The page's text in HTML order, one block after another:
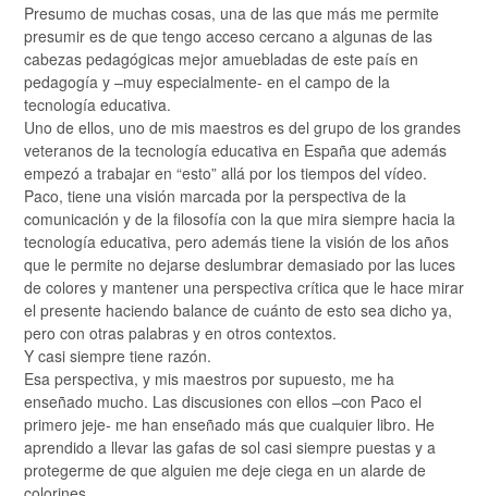
Presumo de muchas cosas, una de las que más me permite
presumir es de que tengo acceso cercano a algunas de las
cabezas pedagógicas mejor amuebladas de este país en
pedagogía y –muy especialmente- en el campo de la
tecnología educativa.
Uno de ellos, uno de mis maestros es del grupo de los grandes
veteranos de la tecnología educativa en España que además
empezó a trabajar en “esto” allá por los tiempos del vídeo.
Paco, tiene una visión marcada por la perspectiva de la
comunicación y de la filosofía con la que mira siempre hacia la
tecnología educativa, pero además tiene la visión de los años
que le permite no dejarse deslumbrar demasiado por las luces
de colores y mantener una perspectiva crítica que le hace mirar
el presente haciendo balance de cuánto de esto sea dicho ya,
pero con otras palabras y en otros contextos.
Y casi siempre tiene razón.
Esa perspectiva, y mis maestros por supuesto, me ha
enseñado mucho. Las discusiones con ellos –con Paco el
primero jeje- me han enseñado más que cualquier libro. He
aprendido a llevar las gafas de sol casi siempre puestas y a
protegerme de que alguien me deje ciega en un alarde de